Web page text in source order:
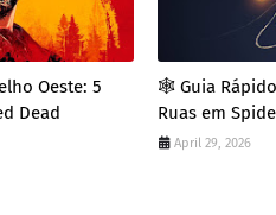
Oeste: 5
Dead
​🕸️ Guia
Ruas em
April 29, 2026